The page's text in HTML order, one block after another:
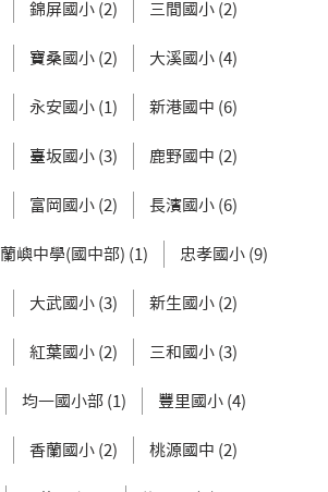
錦屏國小 (2) 三間國小 (2)
寶桑國小 (2) 大溪國小 (4)
永安國小 (1) 新港國中 (6)
臺坂國小 (3) 鹿野國中 (2)
富岡國小 (2) 長濱國小 (6)
蘭嶼中學(國中部) (1) 忠孝國小 (9)
大武國小 (3) 新生國小 (2)
紅葉國小 (2) 三和國小 (3)
均一國小部 (1) 豐里國小 (4)
香蘭國小 (2) 桃源國中 (2)